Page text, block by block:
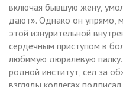
включая бывшую жену,
дают». Однако он упрямо,
этой изнурительной
сердечным приступом в
любимую дюралевую палку.
родной институт, сел за
взгляды коллегах